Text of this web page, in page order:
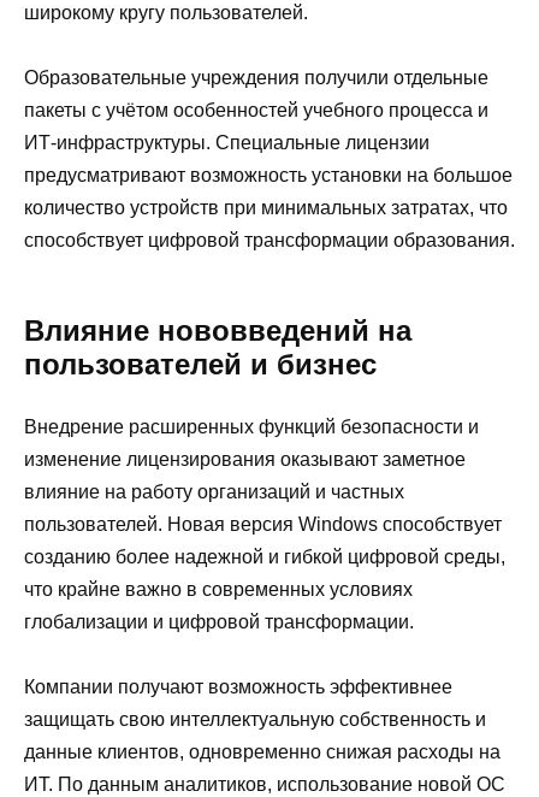
широкому кругу пользователей.
Образовательные учреждения получили отдельные
пакеты с учётом особенностей учебного процесса и
ИТ-инфраструктуры. Специальные лицензии
предусматривают возможность установки на большое
количество устройств при минимальных затратах, что
способствует цифровой трансформации образования.
Влияние нововведений на
пользователей и бизнес
Внедрение расширенных функций безопасности и
изменение лицензирования оказывают заметное
влияние на работу организаций и частных
пользователей. Новая версия Windows способствует
созданию более надежной и гибкой цифровой среды,
что крайне важно в современных условиях
глобализации и цифровой трансформации.
Компании получают возможность эффективнее
защищать свою интеллектуальную собственность и
данные клиентов, одновременно снижая расходы на
ИТ. По данным аналитиков, использование новой ОС